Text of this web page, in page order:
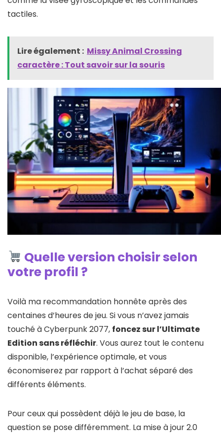
tactiles.
Lire également : Missy Animal Crossing
caractère​ : Tout savoir sur la souris
Quelle version choisir selon
votre profil ?
Voilà ma recommandation honnête après des
centaines d’heures de jeu. Si vous n’avez jamais
touché à Cyberpunk 2077, foncez sur l’Ultimate
Edition sans réfléchir. Vous aurez tout le contenu
disponible, l’expérience optimale, et vous
économiserez par rapport à l’achat séparé des
différents éléments.
Pour ceux qui possèdent déjà le jeu de base, la
question se pose différemment. La mise à jour 2.0